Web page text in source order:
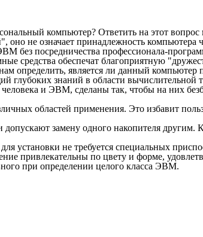
компьютер? Ответить на этот
не означает принадлежность
без посредничества профессионала-
средства обеспечат благоприятную
определить, является ли данный компьютер
знаний в области вычислительной
и ЭВМ, сделаны так, чтобы на них
областей применения. Это избавит
замену одного накопителя
установки не требуется специальных
привлекательны по цвету и форме,
при определении целого класса ЭВМ.